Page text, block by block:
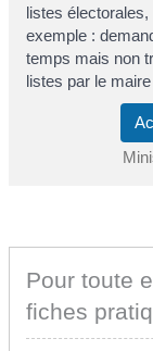
listes
exemple :
temps mais non
listes par le
Pour toute
fiches